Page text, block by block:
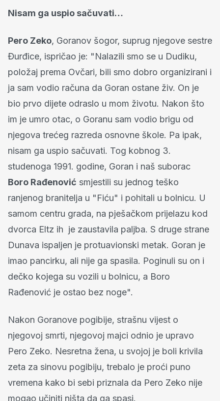
Nisam ga uspio sačuvati…
Pero Zeko, Goranov šogor, suprug njegove sestre
Đurđice, ispričao je: "Nalazili smo se u Dudiku,
položaj prema Ovčari, bili smo dobro organizirani i
ja sam vodio računa da Goran ostane živ. On je
bio prvo dijete odraslo u mom životu. Nakon što
im je umro otac, o Goranu sam vodio brigu od
njegova trećeg razreda osnovne škole. Pa ipak,
nisam ga uspio sačuvati. Tog kobnog 3.
studenoga 1991. godine, Goran i naš suborac
Boro Rađenović smjestili su jednog teško
ranjenog branitelja u "Fiću" i pohitali u bolnicu. U
samom centru grada, na pješačkom prijelazu kod
dvorca Eltz ih je zaustavila paljba. S druge strane
Dunava ispaljen je protuavionski metak. Goran je
imao pancirku, ali nije ga spasila. Poginuli su on i
dečko kojega su vozili u bolnicu, a Boro
Rađenović je ostao bez noge".
Nakon Goranove pogibije, strašnu vijest o
njegovoj smrti, njegovoj majci odnio je upravo
Pero Zeko. Nesretna žena, u svojoj je boli krivila
zeta za sinovu pogibiju, trebalo je proći puno
vremena kako bi sebi priznala da Pero Zeko nije
mogao učiniti ništa da ga spasi.